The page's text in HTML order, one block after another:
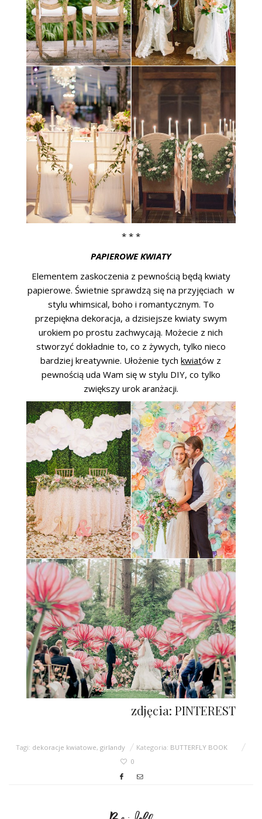
* * *
PAPIEROWE KWIATY
Elementem zaskoczenia z pewnością będą kwiaty
papierowe. Świetnie sprawdzą się na przyjęciach w
stylu whimsical, boho i romantycznym. To
przepiękna dekoracja, a dzisiejsze kwiaty swym
urokiem po prostu zachwycają. Możecie z nich
stworzyć dokładnie to, co z żywych, tylko nieco
bardziej kreatywnie. Ułożenie tychkwiatów z
pewnością uda Wam się w stylu DIY, co tylko
zwiększy urok aranżacji.
zdjęcia: PINTEREST
Tagi: dekoracje kwiatowe, girlandy Kategoria: BUTTERFLY BOOK
0